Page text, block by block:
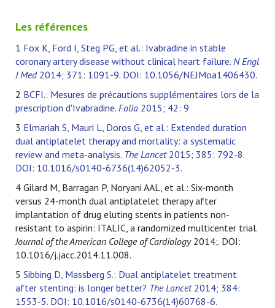
Les références
1 Fox K, Ford I, Steg PG, et al.: Ivabradine in stable
coronary artery disease without clinical heart failure. N Engl
J Med2014; 371: 1091-9. DOI: 10.1056/NEJMoa1406430.
2 BCFI.: Mesures de précautions supplémentaires lors de la
prescription d'Ivabradine. Folia 2015; 42: 9
3 Elmariah S, Mauri L, Doros G, et al.: Extended duration
dual antiplatelet therapy and mortality: a systematic
review and meta-analysis. The Lancet2015; 385: 792-8.
DOI: 10.1016/s0140-6736(14)62052-3.
4 Gilard M, Barragan P, Noryani AAL, et al.: Six-month
versus 24-month dual antiplatelet therapy after
implantation of drug eluting stents in patients non-
resistant to aspirin: ITALIC, a randomized multicenter trial.
Journal of the American College of Cardiology2014;. DOI:
10.1016/j.jacc.2014.11.008.
5 Sibbing D, Massberg S.: Dual antiplatelet treatment
after stenting: is longer better? The Lancet2014; 384:
1553-5. DOI: 10.1016/s0140-6736(14)60768-6.